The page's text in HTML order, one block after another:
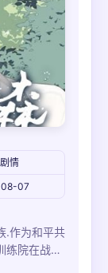
情
07
.作为和平共
练院在战争